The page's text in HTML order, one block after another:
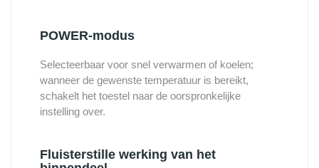
POWER-modus
Selecteerbaar voor snel verwarmen of koelen;
wanneer de gewenste temperatuur is bereikt,
schakelt het toestel naar de oorspronkelijke
instelling over.
Fluisterstille werking van het